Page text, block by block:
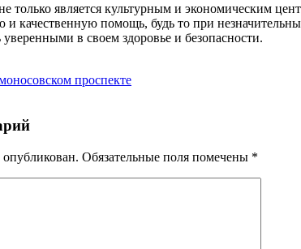
только является культурным и экономическим
и качественную помощь, будь то при
в своем здоровье и безопасности.
проспекте
Обязательные поля помечены *